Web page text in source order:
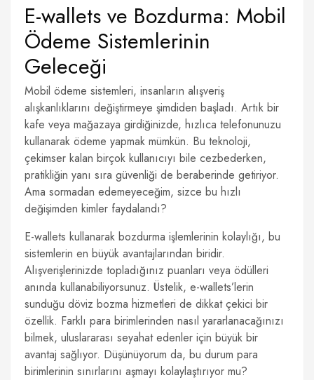
E-wallets ve Bozdurma: Mobil
Ödeme Sistemlerinin
Geleceği
Mobil ödeme sistemleri, insanların alışveriş
alışkanlıklarını değiştirmeye şimdiden başladı. Artık bir
kafe veya mağazaya girdiğinizde, hızlıca telefonunuzu
kullanarak ödeme yapmak mümkün. Bu teknoloji,
çekimser kalan birçok kullanıcıyı bile cezbederken,
pratikliğin yanı sıra güvenliği de beraberinde getiriyor.
Ama sormadan edemeyeceğim, sizce bu hızlı
değişimden kimler faydalandı?
E-wallets kullanarak bozdurma işlemlerinin kolaylığı, bu
sistemlerin en büyük avantajlarından biridir.
Alışverişlerinizde topladığınız puanları veya ödülleri
anında kullanabiliyorsunuz. Üstelik, e-wallets’lerin
sunduğu döviz bozma hizmetleri de dikkat çekici bir
özellik. Farklı para birimlerinden nasıl yararlanacağınızı
bilmek, uluslararası seyahat edenler için büyük bir
avantaj sağlıyor. Düşünüyorum da, bu durum para
birimlerinin sınırlarını aşmayı kolaylaştırıyor mu?